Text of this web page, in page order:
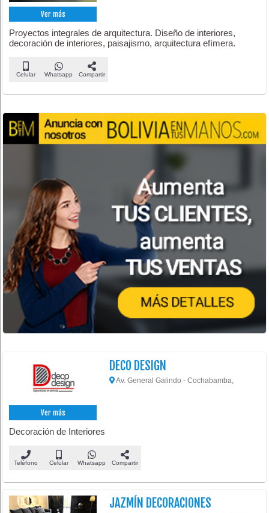
Ver más
Proyectos integrales de arquitectura. Diseño de interiores,
decoración de interiores, paisajismo, arquitectura efímera.
Celular Whatsapp Compartir
Ver más
DECO DESIGN
Av. General Galindo - Cochabamba,
Decoración de Interiores
Teléfono Celular Whatsapp Compartir
JAZMÍN DECORACIONES